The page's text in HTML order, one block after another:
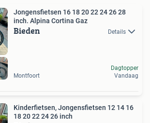
Jongensfietsen 16 18 20 22 24 26 28
inch. Alpina Cortina Gaz
Bieden Details
Montfoort
Dagtopper
Vandaag
Kinderfietsen, Jongensfietsen 12 14 16
18 20 22 24 26 inch